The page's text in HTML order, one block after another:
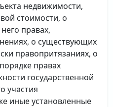
недвижимости,
стоимости, о
правах,
о существующих
правопритязаниях, о
правах
государственной
участия
иные установленные